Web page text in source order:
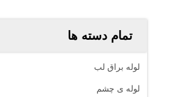
تمام دسته ها
لوله براق لب
لوله ی چشم